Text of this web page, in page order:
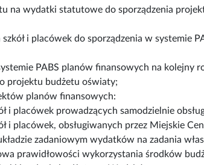
na wydatki statutowe do sporządzenia
i placówek do sporządzenia w systemie
PABS planów finansowych na kolejny
projektu budżetu oświaty;
planów finansowych:
i placówek prowadzących samodzielnie
i placówek, obsługiwanych przez Miejskie
zadaniowym wydatków na zadania
prawidłowości wykorzystania środków